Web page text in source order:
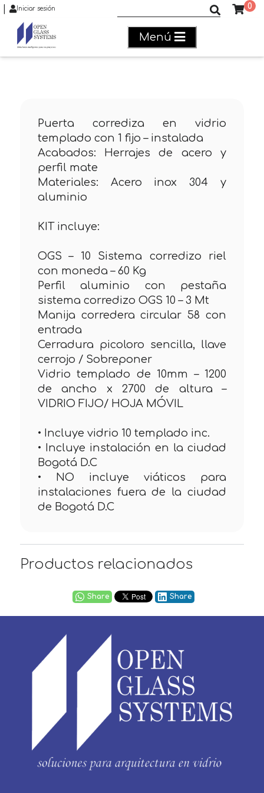
Iniciar sesión 0
Menú
Puerta corrediza en vidrio
templado con 1 fijo – instalada
Acabados: Herrajes de acero y
perfil mate
Materiales: Acero inox 304 y
aluminio
KIT incluye:
OGS – 10 Sistema corredizo riel
con moneda – 60 Kg
Perfil aluminio con pestaña
sistema corredizo OGS 10 – 3 Mt
Manija corredera circular 58 con
entrada
Cerradura picoloro sencilla, llave
cerrojo / Sobreponer
Vidrio templado de 10mm – 1200
de ancho x 2700 de altura –
VIDRIO FIJO/ HOJA MÓVIL
• Incluye vidrio 10 templado inc.
• Incluye instalación en la ciudad
Bogotá D.C
• NO incluye viáticos para
instalaciones fuera de la ciudad
de Bogotá D.C
Productos relacionados
Share Share